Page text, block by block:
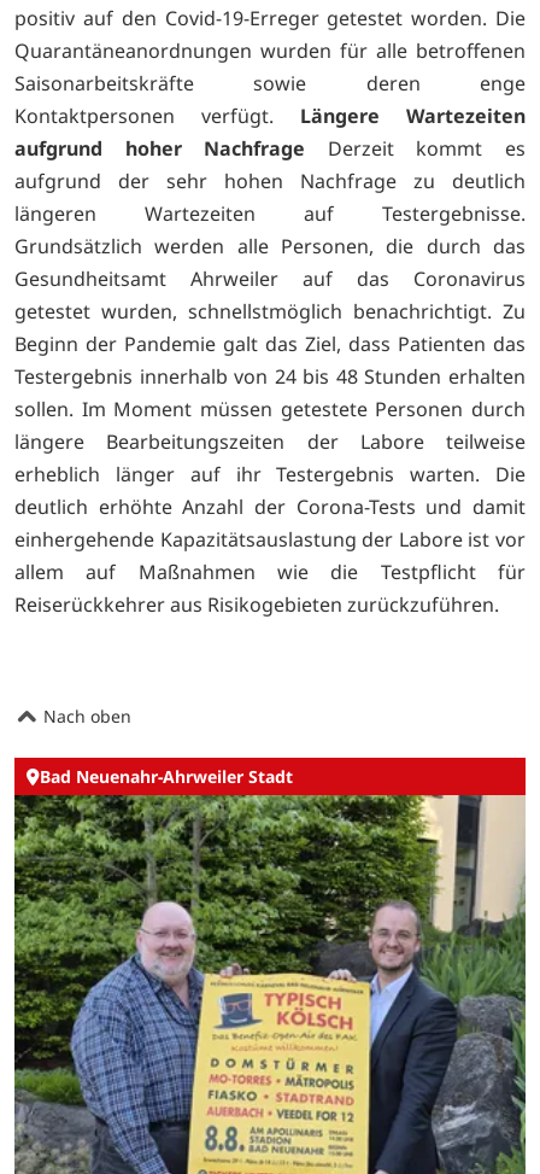
positiv auf den Covid-19-Erreger getestet worden. Die
Quarantäneanordnungen wurden für alle betroffenen
Saisonarbeitskräfte sowie deren enge
Kontaktpersonen verfügt. Längere Wartezeiten
aufgrund hoher Nachfrage Derzeit kommt es
aufgrund der sehr hohen Nachfrage zu deutlich
längeren Wartezeiten auf Testergebnisse.
Grundsätzlich werden alle Personen, die durch das
Gesundheitsamt Ahrweiler auf das Coronavirus
getestet wurden, schnellstmöglich benachrichtigt. Zu
Beginn der Pandemie galt das Ziel, dass Patienten das
Testergebnis innerhalb von 24 bis 48 Stunden erhalten
sollen. Im Moment müssen getestete Personen durch
längere Bearbeitungszeiten der Labore teilweise
erheblich länger auf ihr Testergebnis warten. Die
deutlich erhöhte Anzahl der Corona-Tests und damit
einhergehende Kapazitätsauslastung der Labore ist vor
allem auf Maßnahmen wie die Testpflicht für
Reiserückkehrer aus Risikogebieten zurückzuführen.
Nach oben
Bad Neuenahr-Ahrweiler Stadt